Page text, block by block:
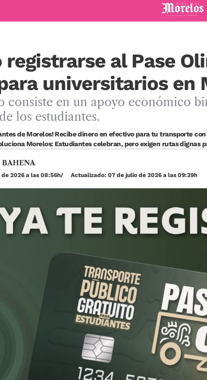
Diario de Morelos
registrarse al Pase
universitarios en
consiste en un apoyo económico
los estudiantes.
de Morelos! Recibe dinero en efectivo para tu transporte
Morelos: Estudiantes celebran, pero exigen rutas dignas
2026 a las 08:56h Actualizado: 07 de julio de 2026 a las 09:39h